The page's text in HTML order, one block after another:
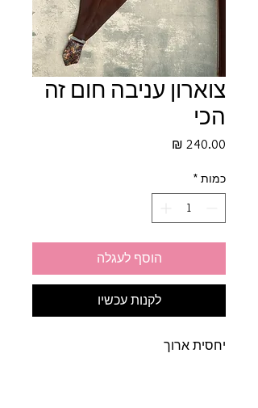
צוארון עניבה חום זה
הכי
כמות *
הוסף לעגלה
לקנות עכשיו
יחסית ארוך